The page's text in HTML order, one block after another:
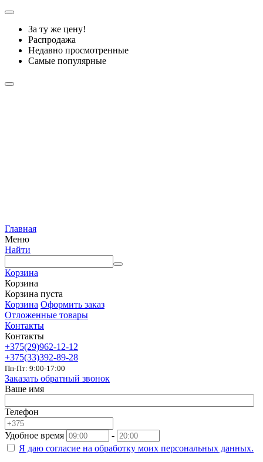
За ту же цену!
Распродажа
Недавно просмотренные
Самые популярные
Главная
Меню
Найти
Корзина
Корзина
Корзина пуста
Корзина Оформить заказ
Отложенные товары
Контакты
Контакты
+375(29)962-12-12
+375(33)392-89-28
Пн-Пт: 9:00-17:00
Заказать обратный звонок
Ваше имя
Телефон
Удобное время
-
Я даю согласие на обработку моих персональных данных.